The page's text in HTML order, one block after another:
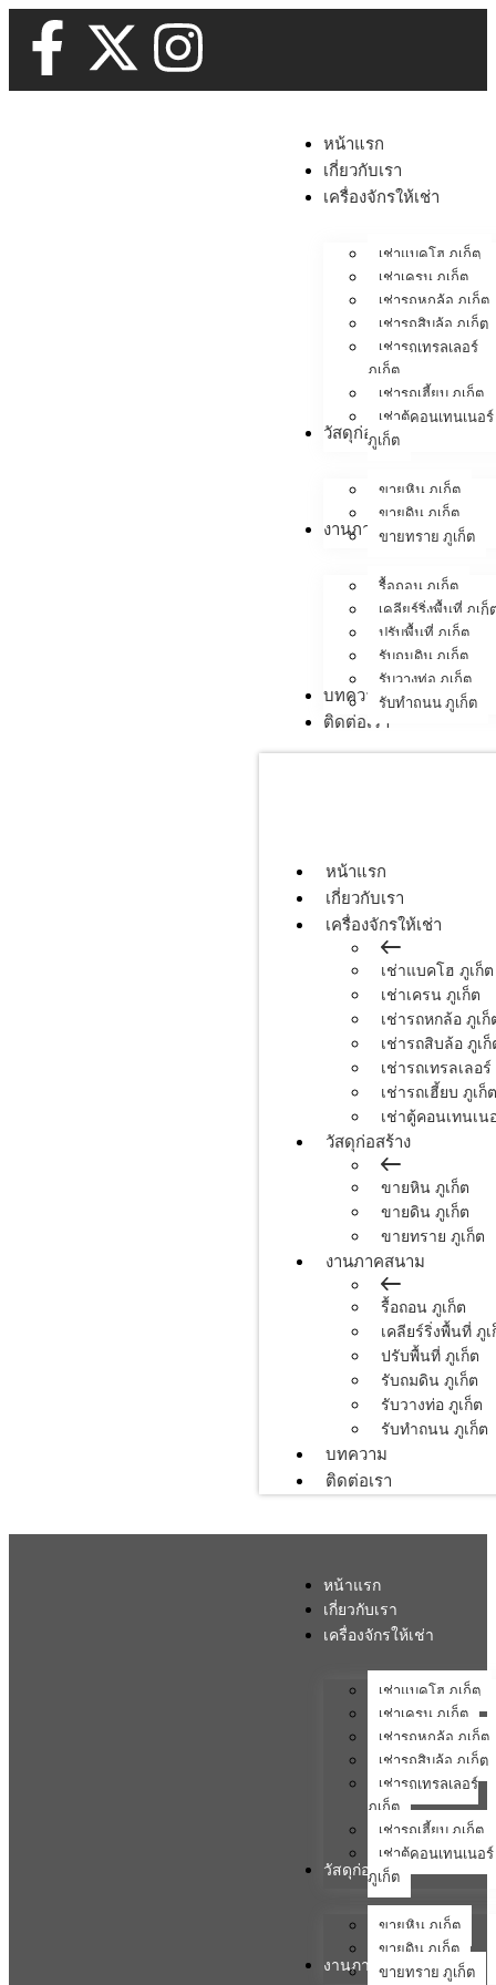
หน้าแรก
เกี่ยวกับเรา
เครื่องจักรให้เช่า
เช่าแบคโฮ ภูเก็ต
เช่าเครน ภูเก็ต
เช่ารถหกล้อ ภูเก็ต
เช่ารถสิบล้อ ภูเก็ต
เช่ารถเทรลเลอร์
ภูเก็ต
เช่ารถเฮี้ยบ ภูเก็ต
เช่าตู้คอนเทนเนอร์
ภูเก็ต
วัสดุก่อสร้าง
ขายหิน ภูเก็ต
ขายดิน ภูเก็ต
ขายทราย ภูเก็ต
งานภาคสนาม
รื้อถอน ภูเก็ต
เคลียร์ริ่งพื้นที่ ภูเก็
ปรับพื้นที่ ภูเก็ต
รับถมดิน ภูเก็ต
รับวางท่อ ภูเก็ต
รับทำถนน ภูเก็ต
บทความ
ติดต่อเรา
หน้าแรก
เกี่ยวกับเรา
เครื่องจักรให้เช่า
เช่าแบคโฮ ภูเก็ต
เช่าเครน ภูเก็ต
เช่ารถหกล้อ ภูเก็
เช่ารถสิบล้อ ภูเ
เช่ารถเทรลเลอ
เช่ารถเฮี้ยบ ภูเก็ต
เช่าตู้คอนเทนเน
วัสดุก่อสร้าง
ขายหิน ภูเก็ต
ขายดิน ภูเก็ต
ขายทราย ภูเก็ต
งานภาคสนาม
รื้อถอน ภูเก็ต
เคลียร์ริ่งพื้นที่ ภู
ปรับพื้นที่ ภูเก็ต
รับถมดิน ภูเก็ต
รับวางท่อ ภูเก็ต
รับทำถนน ภูเก็ต
บทความ
ติดต่อเรา
หน้าแรก
เกี่ยวกับเรา
เครื่องจักรให้เช่า
เช่าแบคโฮ ภูเก็ต
เช่าเครน ภูเก็ต
เช่ารถหกล้อ ภูเก็ต
เช่ารถสิบล้อ ภูเก็ต
เช่ารถเทรลเลอร์
ภูเก็ต
เช่ารถเฮี้ยบ ภูเก็ต
เช่าตู้คอนเทนเนอร์
ภูเก็ต
วัสดุก่อสร้าง
ขายหิน ภูเก็ต
ขายดิน ภูเก็ต
ขายทราย ภูเก็ต
งานภาคสนาม